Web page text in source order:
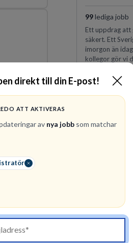
direkt till din E-post!
ATT AKTIVERAS
av nya jobb som matchar
99 lediga jobb
Ett uppdrag att
säkert. Ett
imorgon än
kollegor gör vi